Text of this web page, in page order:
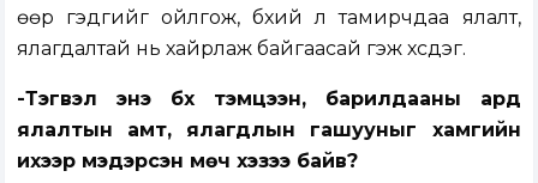
өөр гэдгийг ойлгож, бүхий л тамирчдаа ялалт,
ялагдалтай нь хайрлаж байгаасай гэж хүсдэг.
-Тэгвэл энэ бүх тэмцээн, барилдааны ард
ялалтын амт, ялагдлын гашууныг хамгийн
ихээр мэдэрсэн мөч хэзээ байв?